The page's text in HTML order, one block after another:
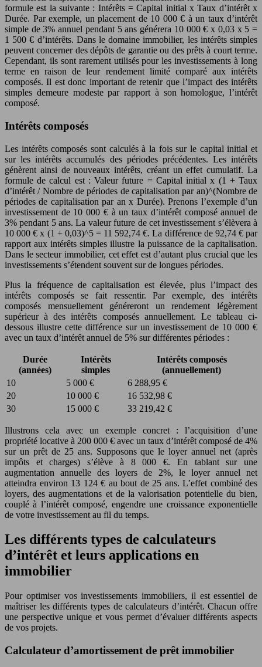
formule est la suivante : Intérêts = Capital initial x Taux d’intérêt x
Durée. Par exemple, un placement de 10 000 € à un taux d’intérêt
simple de 3% annuel pendant 5 ans générera 10 000 € x 0,03 x 5 =
1 500 € d’intérêts. Dans le domaine immobilier, les intérêts simples
peuvent concerner des dépôts de garantie ou des prêts à court terme.
Cependant, ils sont rarement utilisés pour les investissements à long
terme en raison de leur rendement limité comparé aux intérêts
composés. Il est donc important de retenir que l’impact des intérêts
simples demeure modeste par rapport à son homologue, l’intérêt
composé.
Intérêts composés
Les intérêts composés sont calculés à la fois sur le capital initial et
sur les intérêts accumulés des périodes précédentes. Les intérêts
génèrent ainsi de nouveaux intérêts, créant un effet cumulatif. La
formule de calcul est : Valeur future = Capital initial x (1 + Taux
d’intérêt / Nombre de périodes de capitalisation par an)^(Nombre de
périodes de capitalisation par an x Durée). Prenons l’exemple d’un
investissement de 10 000 € à un taux d’intérêt composé annuel de
3% pendant 5 ans. La valeur future de cet investissement s’élèvera à
10 000 € x (1 + 0,03)^5 = 11 592,74 €. La différence de 92,74 € par
rapport aux intérêts simples illustre la puissance de la capitalisation.
Dans le secteur immobilier, cet effet est d’autant plus crucial que les
investissements s’étendent souvent sur de longues périodes.
Plus la fréquence de capitalisation est élevée, plus l’impact des
intérêts composés se fait ressentir. Par exemple, des intérêts
composés mensuellement généreront un rendement légèrement
supérieur à des intérêts composés annuellement. Le tableau ci-
dessous illustre cette différence sur un investissement de 10 000 €
avec un taux d’intérêt annuel de 5% sur différentes périodes :
Durée
(années)
Intérêts
simples
Intérêts composés
(annuellement)
10
5 000 €
6 288,95 €
20
10 000 €
16 532,98 €
30
15 000 € 33 219,42 €
Illustrons cela avec un exemple concret : l’acquisition d’une
propriété locative à 200 000 € avec un taux d’intérêt composé de 4%
sur un prêt de 25 ans. Supposons que le loyer annuel net (après
impôts et charges) s’élève à 8 000 €. En tablant sur une
augmentation annuelle des loyers de 2%, le loyer annuel net
atteindra environ 13 124 € au bout de 25 ans. L’effet combiné des
loyers, des augmentations et de la valorisation potentielle du bien,
couplé à l’intérêt composé, engendre une croissance exponentielle
de votre investissement au fil du temps.
Les différents types de calculateurs
d’intérêt et leurs applications en
immobilier
Pour optimiser vos investissements immobiliers, il est essentiel de
maîtriser les différents types de calculateurs d’intérêt. Chacun offre
une perspective unique et vous permet d’évaluer différents aspects
de vos projets.
Calculateur d’amortissement de prêt immobilier